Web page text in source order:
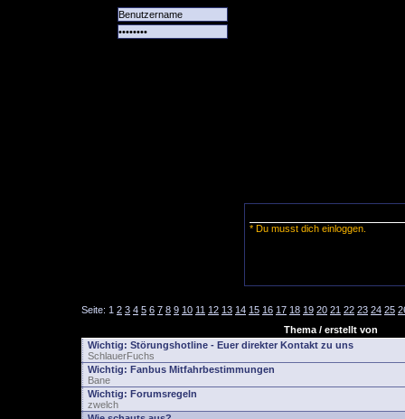
* Du musst dich einloggen.
Seite: 1 2 3 4 5 6 7 8 9 10 11 12 13 14 15 16 17 18 19 20 21 22 23 24 25
Thema / erstellt von
Wichtig: Störungshotline - Euer direkter Kontakt zu uns
SchlauerFuchs
Wichtig: Fanbus Mitfahrbestimmungen
Bane
Wichtig: Forumsregeln
zwelch